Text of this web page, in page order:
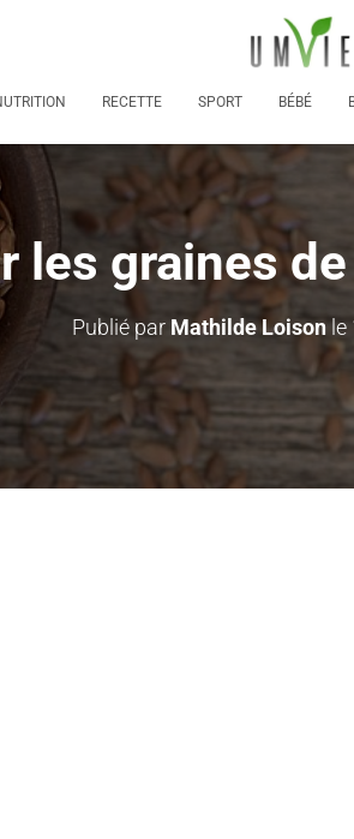
RECETTE SPORT BÉBÉ
les graines
Publié par Mathilde Loisonle